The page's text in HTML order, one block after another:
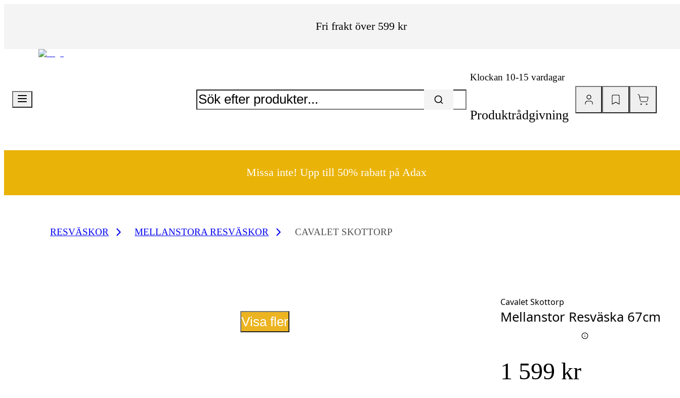
Fri frakt över 599 kr
Klockan 10-15 vardagar
Produktrådgivning
Missa inte! Upp till 50% rabatt på Adax
RESVÄSKOR MELLANSTORA RESVÄSKOR CAVALET SKOTTORP
Visa fler
Cavalet Skottorp
Mellanstor Resväska 67cm
1 599 kr